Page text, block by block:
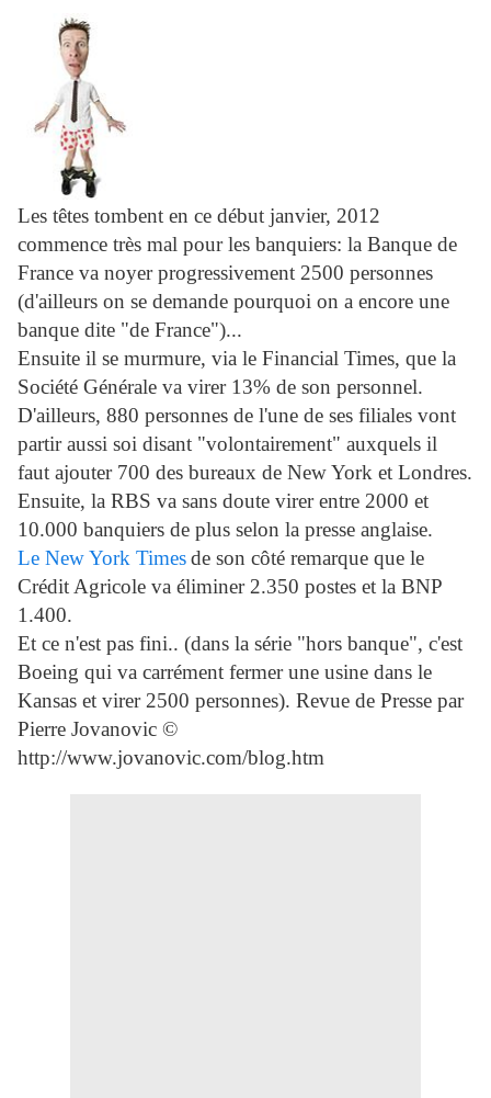
Les têtes tombent en ce début janvier, 2012
commence très mal pour les banquiers: la Banque de
France va noyer progressivement 2500 personnes
(d'ailleurs on se demande pourquoi on a encore une
banque dite "de France")...
Ensuite il se murmure, via le Financial Times, que la
Société Générale va virer 13% de son personnel.
D'ailleurs, 880 personnes de l'une de ses filiales vont
partir aussi soi disant "volontairement" auxquels il
faut ajouter 700 des bureaux de New York et Londres.
Ensuite, la RBS va sans doute virer entre 2000 et
10.000 banquiers de plus selon la presse anglaise.
Le New York Timesde son côté remarque que le
Crédit Agricole va éliminer 2.350 postes et la BNP
1.400.
Et ce n'est pas fini.. (dans la série "hors banque", c'est
Boeing qui va carrément fermer une usine dans le
Kansas et virer 2500 personnes). Revue de Presse par
Pierre Jovanovic ©
http://www.jovanovic.com/blog.htm